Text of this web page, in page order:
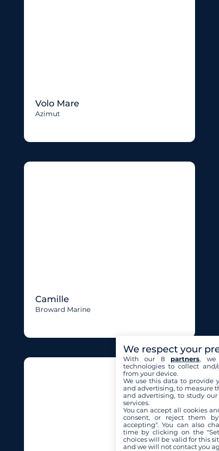
Volo Mare
Azimut
Camille
Broward Marine
We respect your
With our 8 partners, we
technologies to collect
from your device.
We use this data to provide
and advertising, to measure
and advertising, to study
services.
You can accept all cookies
consent, or reject them
accepting". You can also
time by clicking on the
choices will be valid for this
and we will not contact you